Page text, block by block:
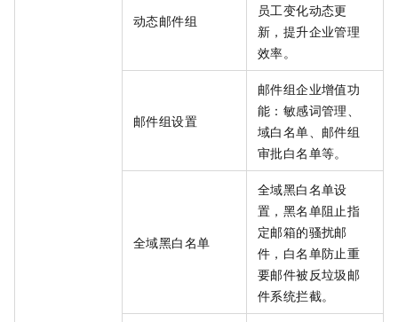
动态邮件组
员工变化动态更
新，提升企业管理
效率。
邮件组设置
邮件组企业增值功
能：敏感词管理、
域白名单、邮件组
审批白名单等。
全域黑白名单
全域黑白名单设
置，黑名单阻止指
定邮箱的骚扰邮
件，白名单防止重
要邮件被反垃圾邮
件系统拦截。